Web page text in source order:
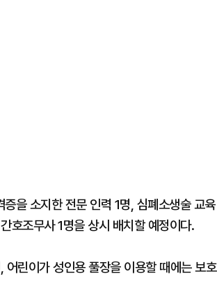
을 소지한 전문 인력 1명, 심폐소생술 교육
호조무사 1명을 상시 배치할 예정이다.
린이가 성인용 풀장을 이용할 때에는 보호